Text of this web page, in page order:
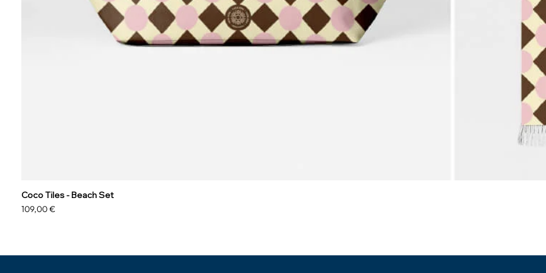
Coco Tiles - Beach Set
Prezzo
109,00 €